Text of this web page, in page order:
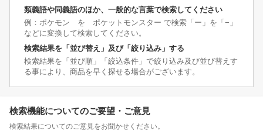
類義語や同義語のほか、一般的な言葉で検索してください
例：ポケモン を ポケットモンスター で検索「ー」を「−」
などに変換して検索してください。
検索結果を「並び替え」及び「絞り込み」する
検索結果を「並び順」「絞込条件」で絞り込み及び並び替えす
る事により、商品を早く探せる場合がございます。
検索機能についてのご要望・ご意見
検索結果についてのご意見をお聞かせください。